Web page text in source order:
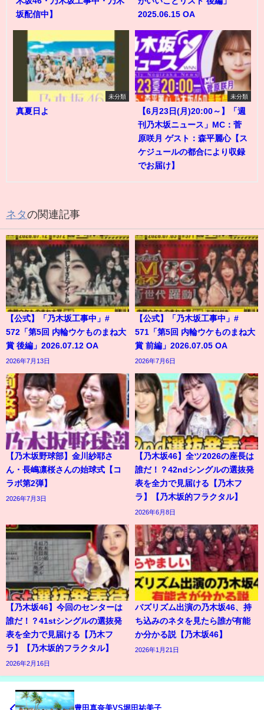
坂配信中】
2025.06.15 OA
未分類
真夏日よ
未分類
【6月23日(月)20:00～】「週
刊乃木坂ニュース」MC：菅
原咲月 ゲスト：森平麗心【ス
ケジュールの都合により収録
でお届け】
ネタの関連記事
【公式】「乃木坂工事中」#
572「第5回 内輪ウケものまね大
賞 後編」2026.07.12 OA
2026年7月13日
【公式】「乃木坂工事中」#
571「第5回 内輪ウケものまね大
賞 前編」2026.07.05 OA
2026年7月6日
【乃木坂野球部】金川紗耶さ
ん・長嶋凛桜さんの始球式【コ
ラボ第2弾】
2026年7月3日
【乃木坂46】全ツ2026の座長は
誰だ！？42ndシングルの選抜発
表を全力で見届ける【乃木フ
ラ】【乃木坂的フラクタル】
2026年6月8日
【乃木坂46】今回のセンターは
誰だ！？41stシングルの選抜発
表を全力で見届ける【乃木フ
ラ】【乃木坂的フラクタル】
2026年2月16日
バズリズム出演の乃木坂46、持
ち込みのネタを見たら誰が有能
か分かる説【乃木坂46】
2026年1月21日
豊田真奈美VS堀田祐美子